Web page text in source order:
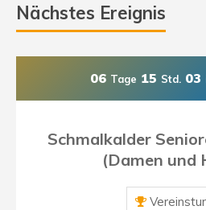
Nächstes Ereignis
06 Tage 15 Std. 03
Schmalkalder
(Damen und